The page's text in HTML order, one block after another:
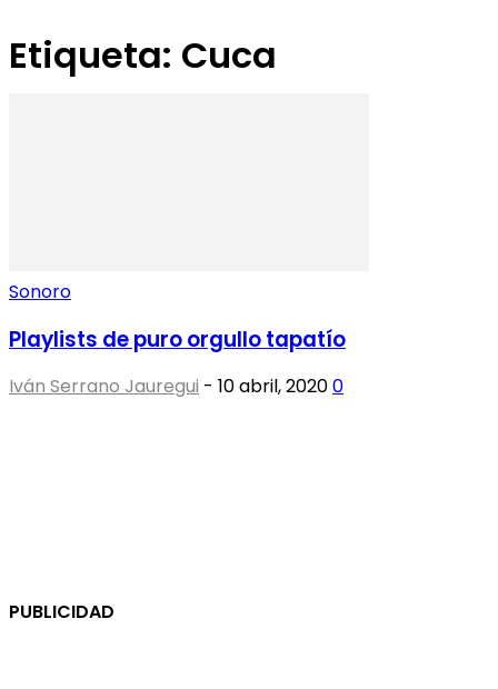
Etiqueta: Cuca
Sonoro
Playlists de puro orgullo tapatío
Iván Serrano Jauregui - 10 abril, 20200
PUBLICIDAD